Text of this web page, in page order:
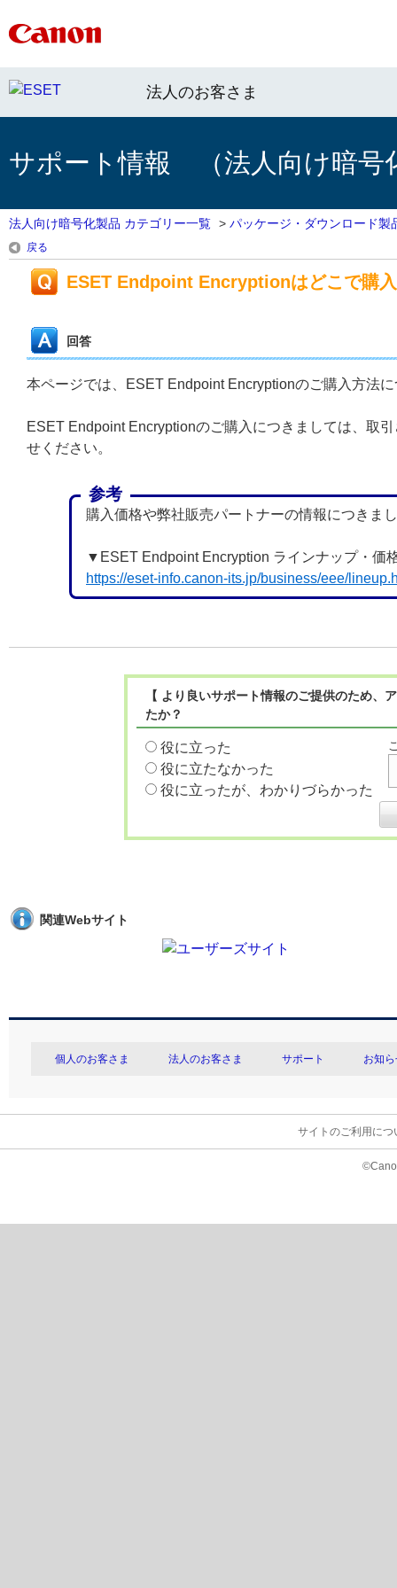
法人のお客さま
サポート情報 （法人向け暗号
法人向け暗号化製品 カテゴリー一覧 > パッケージ・ダウンロード製
戻る
ESET Endpoint Encryptionはどこで購
回答
本ページでは、ESET Endpoint Encryptionのご購入方法
ESET Endpoint Encryptionのご購入につきましては、取
せください。
参考
購入価格や弊社販売パートナーの情報につきま
▼ESET Endpoint Encryption ラインナップ・価
https://eset-info.canon-its.jp/business/eee/
【 より良いサポート情報のご提供のため
たか？
役に立った
役に立たなかった
役に立ったが、わかりづらかった
関連Webサイト
個人のお客さま 法人のお客さま サポート お知
サイトのご利用につ